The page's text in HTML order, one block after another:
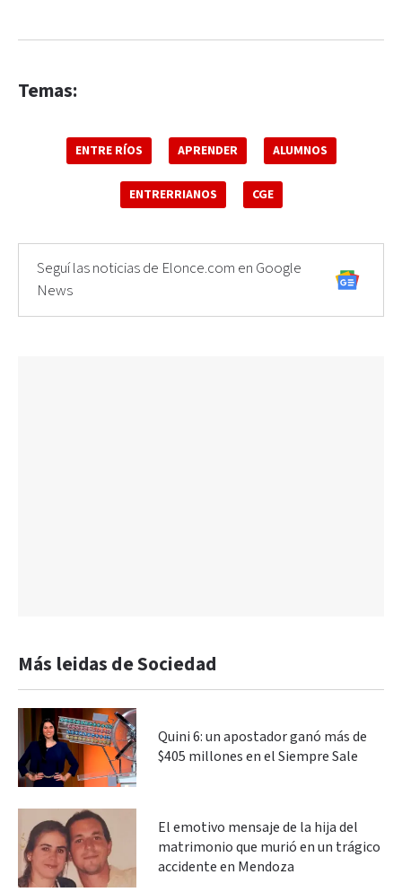
Temas:
ENTRE RÍOS APRENDER ALUMNOS
ENTRERRIANOS CGE
Seguí las noticias de Elonce.com en Google
News
Más leidas de Sociedad
Quini 6: un apostador ganó más de
$405 millones en el Siempre Sale
El emotivo mensaje de la hija del
matrimonio que murió en un trágico
accidente en Mendoza